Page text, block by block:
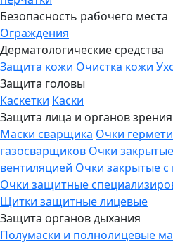
Безопасность рабочего места
Ограждения
Дерматологические средства
Защита кожи Очистка кожи
Защита головы
Каскетки Каски
Защита лица и органов зрения
Маски сварщика Очки
газосварщиков Очки
вентиляцией Очки закрытые
Очки защитные
Щитки защитные лицевые
Защита органов дыхания
Полумаски и полнолицевые